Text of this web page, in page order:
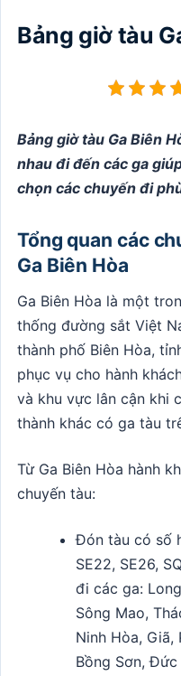
Bảng giờ tàu
Bảng giờ tàu Ga Biên
nhau đi đến các ga
chọn các chuyến đi
Tổng quan các
Ga Biên Hòa
Ga Biên Hòa là một
thống đường sắt Việt
thành phố Biên Hòa,
phục vụ cho hành
và khu vực lân cận khi
thành khác có ga tàu
Từ Ga Biên Hòa hành
chuyến tàu:
Đón tàu có số
SE22, SE26,
đi các ga:
Sông Mao,
Ninh Hòa, Giã,
Bồng Sơn, Đức